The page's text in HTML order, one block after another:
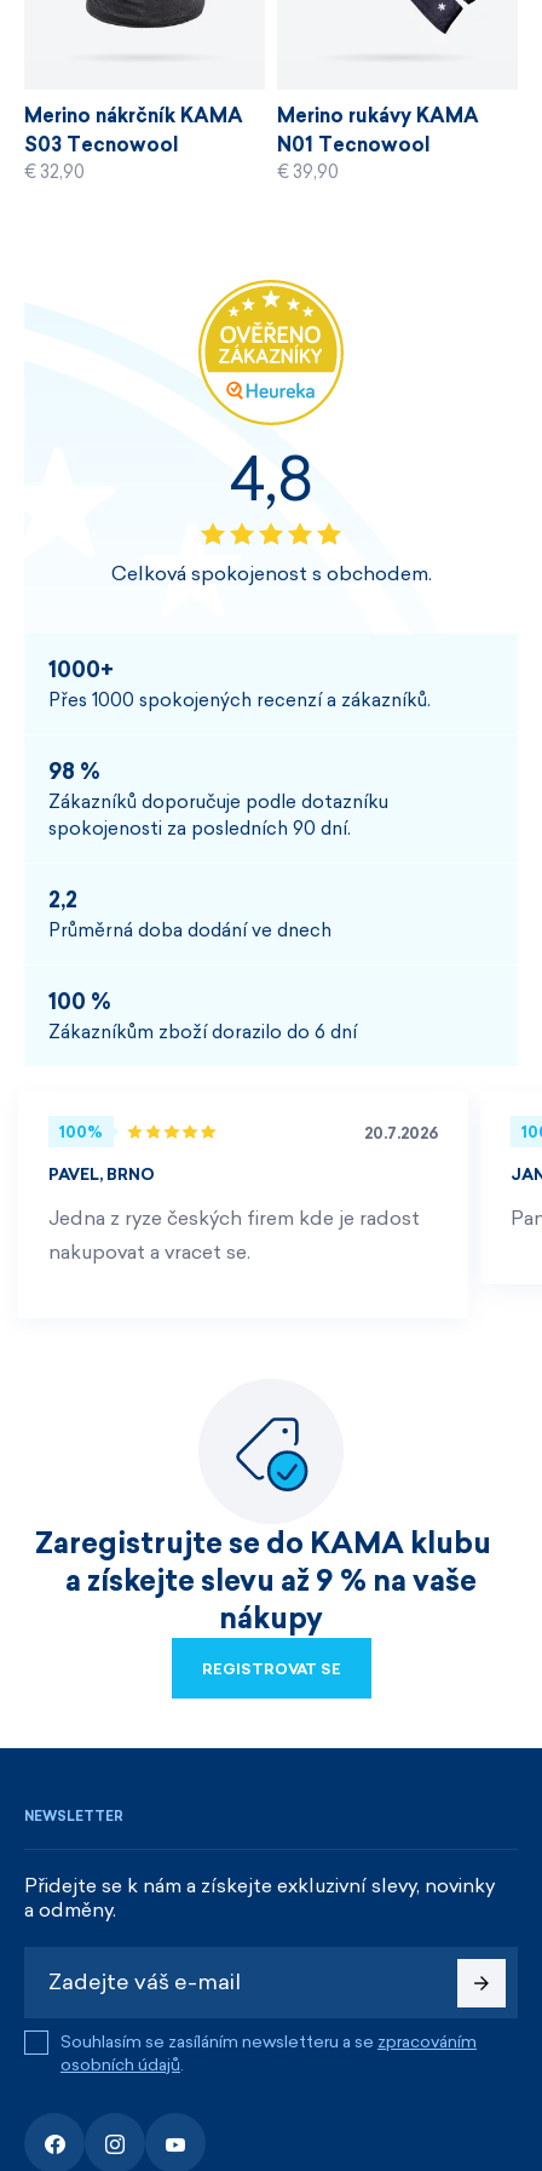
Merino nákrčník KAMA
S03 Tecnowool
€ 32,90
Merino rukávy KAMA
N01 Tecnowool
€ 39,90
4,8
Celková spokojenost s obchodem.
1000+
Přes 1000 spokojených recenzí a zákazníků.
98 %
Zákazníků doporučuje podle dotazníku
spokojenosti za posledních 90 dní.
2,2
Průměrná doba dodání ve dnech
100 %
Zákazníkům zboží dorazilo do 6 dní
100% 20.7.2026
PAVEL, BRNO
Jedna z ryze českých firem kde je radost
nakupovat a vracet se.
Zaregistrujte se do KAMA klubu
a získejte slevu až 9 % na vaše
nákupy
REGISTROVAT SE
NEWSLETTER
Přidejte se k nám a získejte exkluzivní slevy, novinky
a odměny.
Souhlasím se zasíláním newsletteru a se zpracováním
osobních údajů.